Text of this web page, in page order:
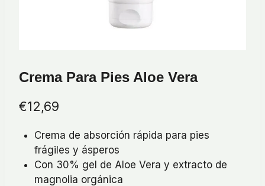
Crema Para Pies Aloe Vera
€12,69
Crema de absorción rápida para pies
frágiles y ásperos
Con 30% gel de Aloe Vera y extracto de
magnolia orgánica